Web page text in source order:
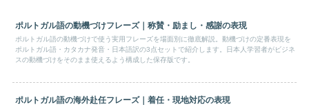
ポルトガル語の動機づけフレーズ｜称賛・励まし・感謝の表現
ポルトガル語の動機づけで使う実用フレーズを場面別に徹底解説。動機づけの定番表現を
ポルトガル語・カタカナ発音・日本語訳の3点セットで紹介します。日本人学習者がビジネ
スの動機づけをそのまま使えるよう構成した保存版です。
ポルトガル語の海外赴任フレーズ｜着任・現地対応の表現